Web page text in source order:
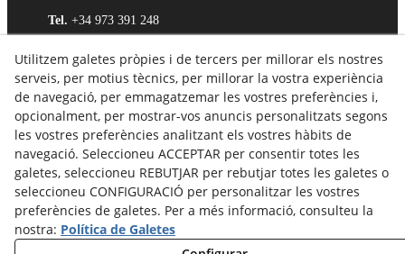
Tel. +34 973 391 248
Avis Legal
Política de Cookies
Política de Privacitat
Utilitzem galetes pròpies i de tercers per millorar els nostres
serveis, per motius tècnics, per millorar la vostra experiència
de navegació, per emmagatzemar les vostres preferències i,
opcionalment, per mostrar-vos anuncis personalitzats segons
les vostres preferències analitzant els vostres hàbits de
navegació. Seleccioneu ACCEPTAR per consentir totes les
galetes, seleccioneu REBUTJAR per rebutjar totes les galetes o
seleccioneu CONFIGURACIÓ per personalitzar les vostres
preferències de galetes. Per a més informació, consulteu la
nostra: Política de Galetes